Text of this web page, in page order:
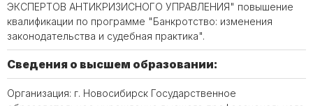
ЭКСПЕРТОВ АНТИКРИЗИСНОГО УПРАВЛЕНИЯ" повышение
квалификации по программе "Банкротство: изменения
законодательства и судебная практика".
Сведения о высшем образовании:
Организация: г. Новосибирск Государственное